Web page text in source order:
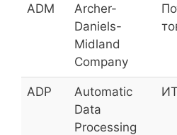
Газпром нефть
ВСМПО-АВИСМА ОАО
Московская биржа
ADM
Archer-
Daniels-
Midland
Company
ADP
Automatic
Data
Processing
ИТ